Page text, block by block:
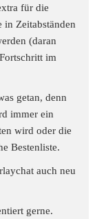
für die
in Zeitabständen
(daran
im
getan, denn
immer ein
wird oder die
Bestenliste.
auch neu
gerne.